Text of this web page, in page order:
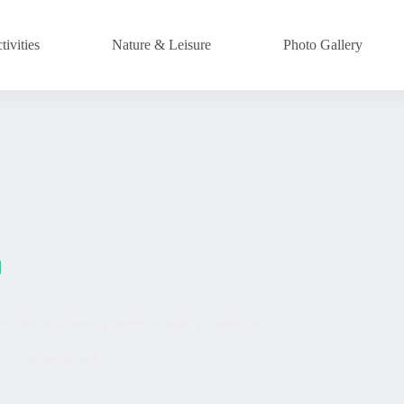
Nature & Leisure Photo Gallery